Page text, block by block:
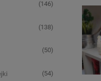
(146)
(138)
(50)
(54)